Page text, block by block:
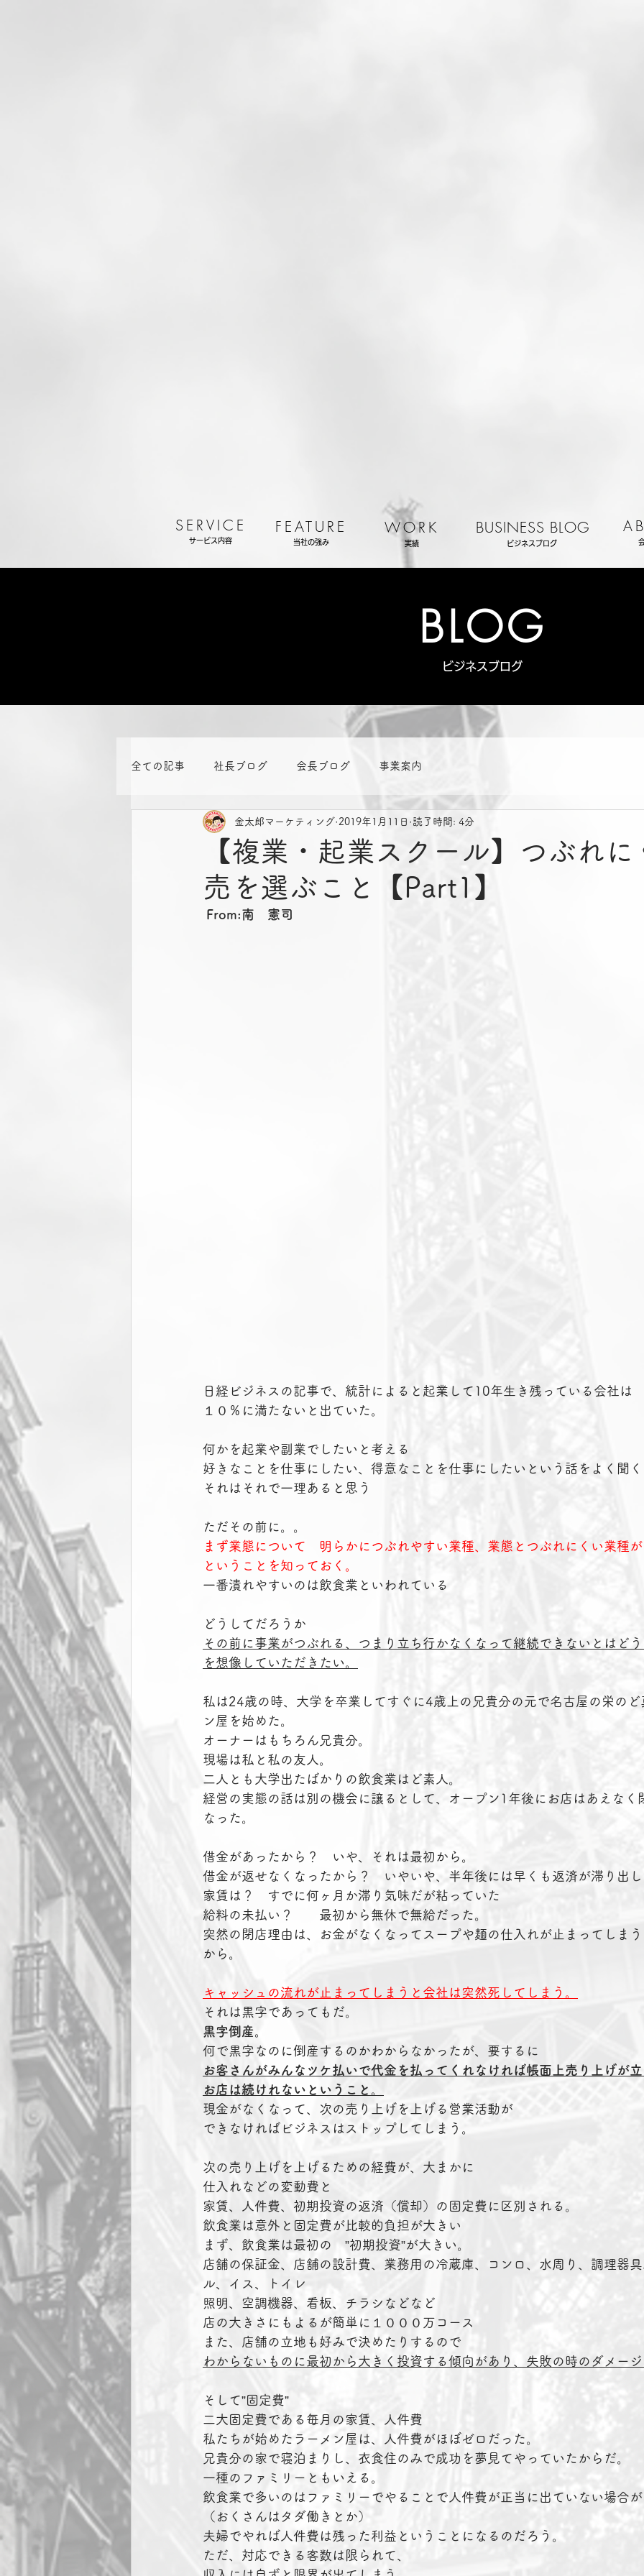
SERVICE
サービス内容
FEATURE
当社の強み
WORK
実績
BUSINESS BLOG
ビジネスブログ
BLOG
ビジネスブログ
全ての記事 社長ブログ 会長ブログ 事業案内
【複業・起業スクール】つぶれに
売を選ぶこと【Part1】
金太郎マーケティング 2019年1月11日 読了時間: 4分
From:南　憲司
日経ビジネスの記事で、統計によると起業して10年生き残っている会社は
１０％に満たないと出ていた。
何かを起業や副業でしたいと考える
好きなことを仕事にしたい、得意なことを仕事にしたいという話をよく聞く
それはそれで一理あると思う
ただその前に。。
まず業態について　明らかにつぶれやすい業種、業態とつぶれにくい業種
ということを知っておく。
一番潰れやすいのは飲食業といわれている
どうしてだろうか
その前に事業がつぶれる、つまり立ち行かなくなって継続できないとはど
を想像していただきたい。
私は24歳の時、大学を卒業してすぐに4歳上の兄貴分の元で名古屋の栄の
ン屋を始めた。
オーナーはもちろん兄貴分。
現場は私と私の友人。
二人とも大学出たばかりの飲食業はど素人。
経営の実態の話は別の機会に譲るとして、オープン1年後にお店はあえなく
なった。
借金があったから？　いや、それは最初から。
借金が返せなくなったから？　いやいや、半年後には早くも返済が滞り出
家賃は？　すでに何ヶ月か滞り気味だが粘っていた
給料の未払い？　　最初から無休で無給だった。
突然の閉店理由は、お金がなくなってスープや麺の仕入れが止まってしま
から。
キャッシュの流れが止まってしまうと会社は突然死してしまう。
それは黒字であってもだ。
黒字倒産。
何で黒字なのに倒産するのかわからなかったが、要するに
お客さんがみんなツケ払いで代金を払ってくれなければ帳面上売り上げが
お店は続けれないということ。
現金がなくなって、次の売り上げを上げる営業活動が
できなければビジネスはストップしてしまう。
次の売り上げを上げるための経費が、大まかに
仕入れなどの変動費と
家賃、人件費、初期投資の返済（償却）の固定費に区別される。
飲食業は意外と固定費が比較的負担が大きい
まず、飲食業は最初の　”初期投資”が大きい。
店舗の保証金、店舗の設計費、業務用の冷蔵庫、コンロ、水周り、調理器
ル、イス、トイレ
照明、空調機器、看板、チラシなどなど
店の大きさにもよるが簡単に１０００万コース
また、店舗の立地も好みで決めたりするので
わからないものに最初から大きく投資する傾向があり、失敗の時のダメー
そして”固定費”
二大固定費である毎月の家賃、人件費
私たちが始めたラーメン屋は、人件費がほぼゼロだった。
兄貴分の家で寝泊まりし、衣食住のみで成功を夢見てやっていたからだ。
一種のファミリーともいえる。
飲食業で多いのはファミリーでやることで人件費が正当に出ていない場合
（おくさんはタダ働きとか）
夫婦でやれば人件費は残った利益ということになるのだろう。
ただ、対応できる客数は限られて、